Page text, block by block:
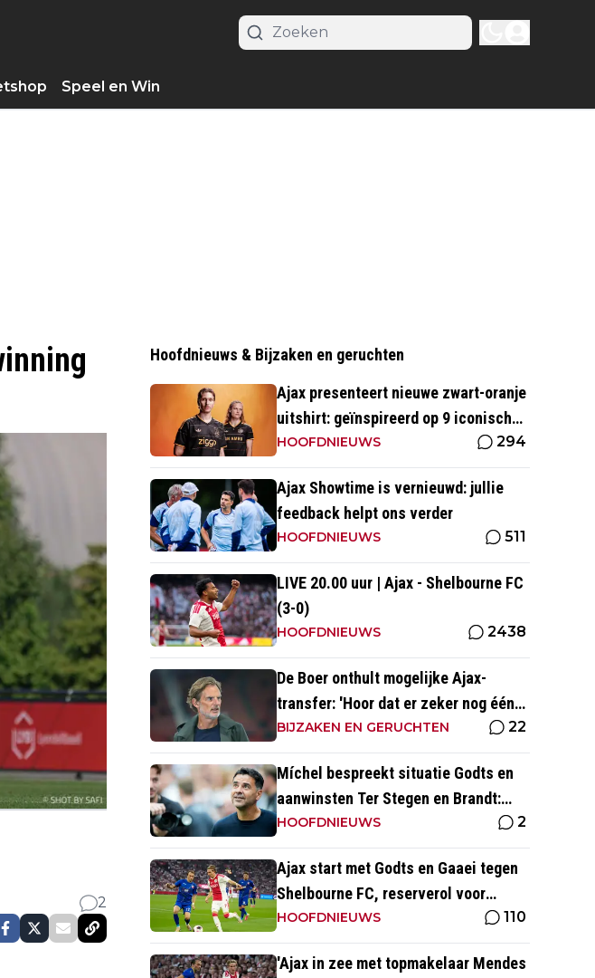
Speel en Win
2
Hoofdnieuws & Bijzaken en geruchten
Ajax presenteert nieuwe zwart-oranje
uitshirt: geïnspireerd op 9 iconische
momenten uit clubhistorie
HOOFDNIEUWS 294
Ajax Showtime is vernieuwd: jullie
feedback helpt ons verder
HOOFDNIEUWS 511
LIVE 20.00 uur | Ajax - Shelbourne FC
(3-0)
HOOFDNIEUWS 2438
De Boer onthult mogelijke Ajax-
transfer: 'Hoor dat er zeker nog één
groot kanon aankomt'
BIJZAKEN EN GERUCHTEN 22
Míchel bespreekt situatie Godts en
aanwinsten Ter Stegen en Brandt:
'Julian kan spelen in de slotfase'
HOOFDNIEUWS 2
Ajax start met Godts en Gaaei tegen
Shelbourne FC, reserverol voor
Brandt en Ter Stegen
HOOFDNIEUWS 110
'Ajax in zee met topmakelaar Mendes